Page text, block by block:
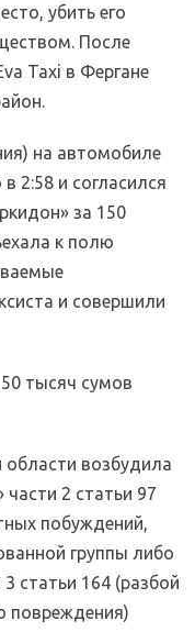
убить его
После
Taxi в Фергане
на автомобиле
2:58 и согласился
за 150
к полю
и совершили
тысяч сумов
области возбудила
2 статьи 97
побуждений,
группы либо
3 статьи 164 (разбой
повреждения)